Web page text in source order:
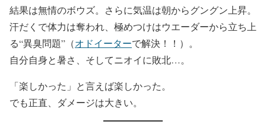
結果は無情のボウズ。さらに気温は朝からグングン上昇。
汗だくで体力は奪われ、極めつけはウエーダーから立ち上
る“異臭問題”（オドイーターで解決！！）。
自分自身と暑さ、そしてニオイに敗北…。
「楽しかった」と言えば楽しかった。
でも正直、ダメージは大きい。